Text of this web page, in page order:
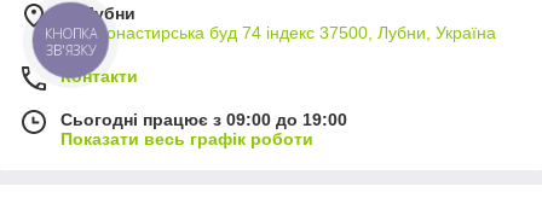
м. Лубни
вул Монастирська буд 74 індекс 37500, Лубни, Україна
Контакти
Сьогодні працює з 09:00 до 19:00
Показати весь графік роботи
КНОПКА
ЗВ'ЯЗКУ